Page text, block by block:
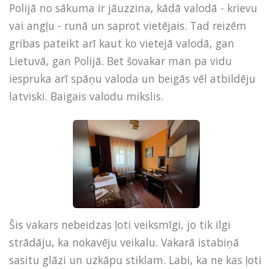
Polijā no sākuma ir jāuzzina, kādā valodā - krievu
vai angļu - runā un saprot vietējais. Tad reizēm
gribas pateikt arī kaut ko vietejā valodā, gan
Lietuvā, gan Polijā. Bet šovakar man pa vidu
iespruka arī spāņu valoda un beigās vēl atbildēju
latviski. Baigais valodu mikslis.
Šis vakars nebeidzas ļoti veiksmīgi, jo tik ilgi
strādāju, ka nokavēju veikalu. Vakarā istabiņā
sasitu glāzi un uzkāpu stiklam. Labi, ka ne kas ļoti